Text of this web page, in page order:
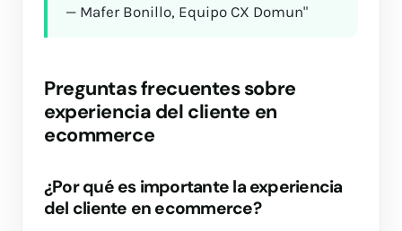
— Mafer Bonillo, Equipo CX Domun"
Preguntas frecuentes sobre
experiencia del cliente en
ecommerce
¿Por qué es importante la experiencia
del cliente en ecommerce?